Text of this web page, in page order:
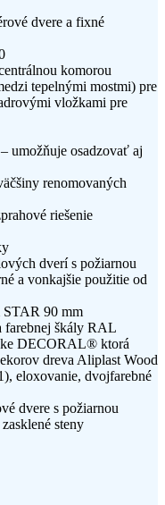
dvere a fixné
komorou
tepelnými mostmi) pre
vložkami pre
umožňuje osadzovať aj
renomovaných
riešenie
dverí s požiarnou
a vonkajšie použitie od
STAR 90 mm
škály RAL
DECORAL® ktorá
dreva Aliplast Wood
eloxovanie, dvojfarebné
dvere s požiarnou
steny